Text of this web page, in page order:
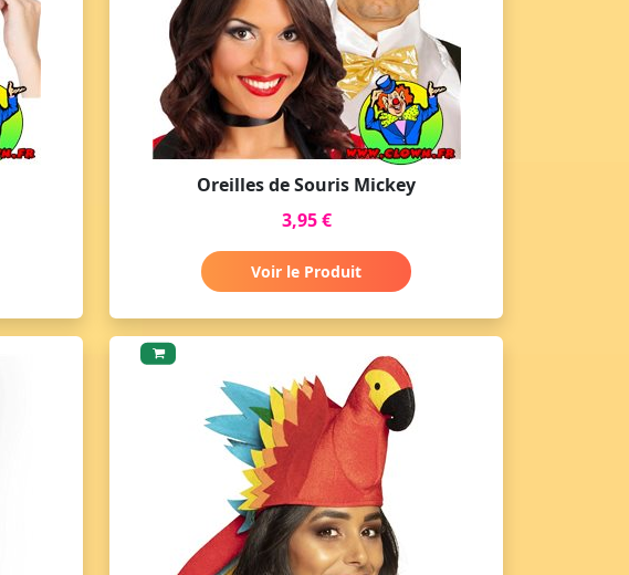
Oreilles de Souris Mickey
3,95 €
Voir le Produit